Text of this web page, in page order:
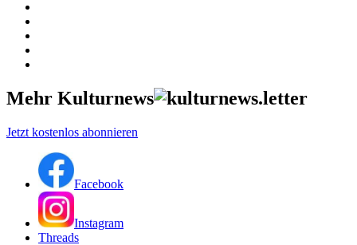
Mehr Kulturnews
Jetzt kostenlos abonnieren
Facebook
Instagram
Threads